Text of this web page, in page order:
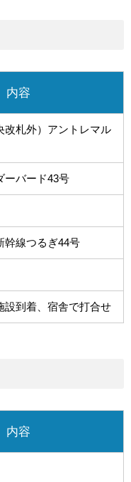
内容
改札外）アントレマル
バード43号
線つるぎ44号
設到着、宿舎で打合せ
内容